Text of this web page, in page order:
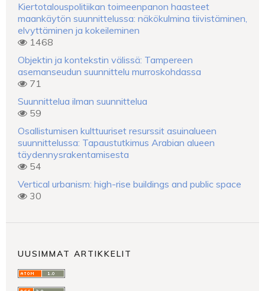
Kiertotalouspolitiikan toimeenpanon haasteet
maankäytön suunnittelussa: näkökulmina tiivistäminen,
elvyttäminen ja kokeileminen
1468
Objektin ja kontekstin välissä: Tampereen
asemanseudun suunnittelu murroskohdassa
71
Suunnittelua ilman suunnittelua
59
Osallistumisen kulttuuriset resurssit asuinalueen
suunnittelussa: Tapaustutkimus Arabian alueen
täydennysrakentamisesta
54
Vertical urbanism: high-rise buildings and public space
30
UUSIMMAT ARTIKKELIT